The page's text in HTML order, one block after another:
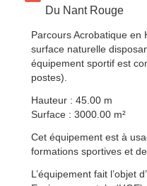
Du Nant Rouge
Parcours Acrobatique en
surface naturelle
équipement sportif est
postes).
Hauteur : 45.00 m
Surface : 3000.00 m²
Cet équipement est à
formations sportives et de
L’équipement fait l’objet